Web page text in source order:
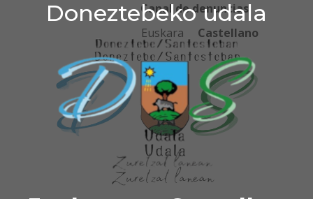
Doneztebeko udala
Ir al contenido
Doneztebeko udala
Canal de denuncias
Euskara
Castellano